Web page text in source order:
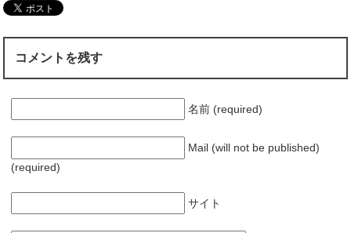
コメントを残す
名前 (required)
Mail (will not be published)
(required)
サイト